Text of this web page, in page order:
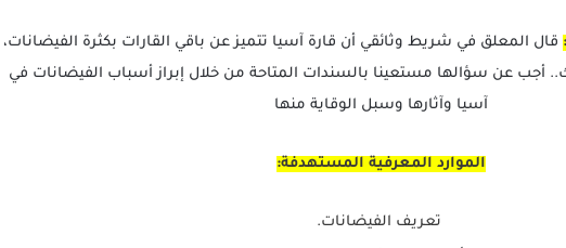
قال المعلق في شريط وثائقي أن قارة آسيا تتميز عن باقي القارات بكثرة الفيضانات،
عن سؤالها مستعينا بالسندات المتاحة من خلال إبراز أسباب الفيضانات في
آسيا وآثارها وسبل الوقاية منها
الموارد المعرفية المستهدفة:
تعريف الفيضانات.